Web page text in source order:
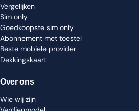
Vergelijken
Sim only
Goedkoopste sim only
Abonnement met toestel
Beste mobiele provider
Dekkingskaart
Over ons
Wie wij zijn